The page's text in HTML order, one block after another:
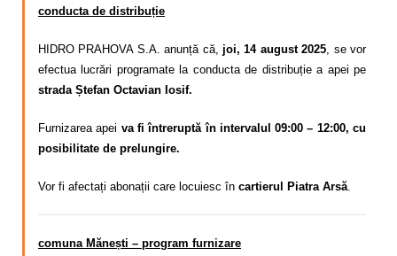
conducta de distribuție
HIDRO PRAHOVA S.A. anunță că, joi, 14 august 2025, se vor
efectua lucrări programate la conducta de distribuție a apei pe
strada Ștefan Octavian Iosif.
Furnizarea apei va fi întreruptă în intervalul 09:00 – 12:00, cu
posibilitate de prelungire.
Vor fi afectați abonații care locuiesc în cartierul Piatra Arsă.
comuna Mănești – program furnizare